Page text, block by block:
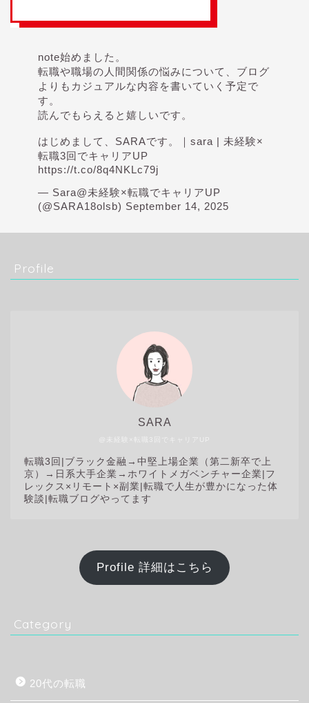
note始めました。
転職や職場の人間関係の悩みについて、ブログ
よりもカジュアルな内容を書いていく予定で
す。
読んでもらえると嬉しいです。
はじめまして、SARAです。｜sara | 未経験×
転職3回でキャリアUP
https://t.co/8q4NKLc79j
— Sara@未経験×転職でキャリアUP
(@SARA18olsb) September 14, 2025
Profile
@未経験×転職3回でキャリアUP
SARA
転職3回| ブラック金融→中堅上場企業（第二新卒で上
京）→日系大手企業→ホワイトメガベンチャー企業|フ
レックス×リモート×副業|転職で人生が豊かになった体
験談|転職ブログやってます
Profile 詳細はこちら
Category
20代の転職